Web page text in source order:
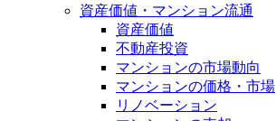
資産価値・マンション流通
資産価値
不動産投資
マンションの市場動向
マンションの価格・市場
リノベーション